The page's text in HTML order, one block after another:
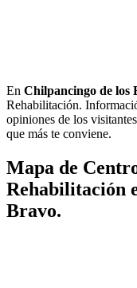
En Chilpancingo de los
Rehabilitación.
opiniones de los
que más te conviene.
Mapa de
Rehabilitación
Bravo.